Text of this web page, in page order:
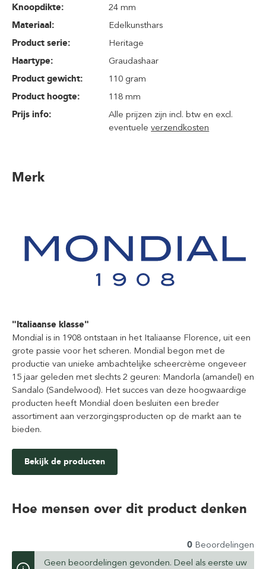
Knoopdikte:
24 mm
Materiaal:
Edelkunsthars
Product serie:
Heritage
Haartype:
Graudashaar
Product gewicht:
110 gram
Product hoogte:
118 mm
Prijs info:
Alle prijzen zijn incl. btw en excl.
eventueleverzendkosten
Merk
"Italiaanse klasse"
Mondial is in 1908 ontstaan in het Italiaanse Florence, uit een
grote passie voor het scheren. Mondial begon met de
productie van unieke ambachtelijke scheercrème ongeveer
15 jaar geleden met slechts 2 geuren: Mandorla (amandel) en
Sandalo (Sandelwood). Het succes van deze hoogwaardige
producten heeft Mondial doen besluiten een breder
assortiment aan verzorgingsproducten op de markt aan te
bieden.
Bekijk de producten
Hoe mensen over dit product denken
0 Beoordelingen
Geen beoordelingen gevonden. Deel als eerste uw